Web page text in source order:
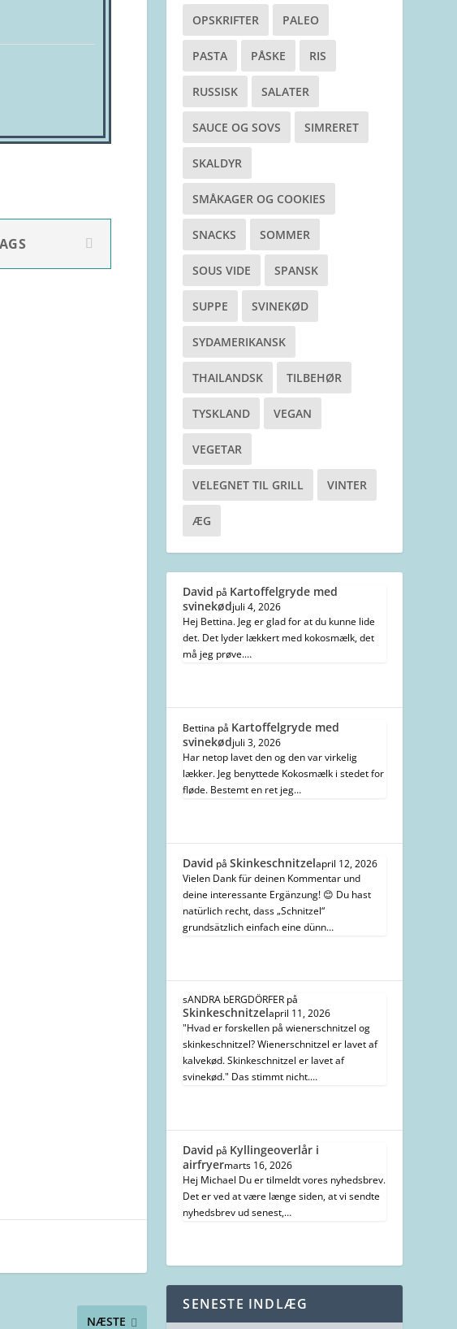
NÆSTE
OPSKRIFTER PALEO
PASTA PÅSKE RIS
RUSSISK SALATER
SAUCE OG SOVS SIMRERET
SKALDYR
SMÅKAGER OG COOKIES
SNACKS SOMMER
SOUS VIDE SPANSK
SUPPE SVINEKØD
SYDAMERIKANSK
THAILANDSK TILBEHØR
TYSKLAND VEGAN
VEGETAR
VELEGNET TIL GRILL VINTER
ÆG
David på Kartoffelgryde med
svinekødjuli 4, 2026
Hej Bettina. Jeg er glad for at du kunne lide
det. Det lyder lækkert med kokosmælk, det
må jeg prøve.…
Bettina på Kartoffelgryde med
svinekødjuli 3, 2026
Har netop lavet den og den var virkelig
lækker. Jeg benyttede Kokosmælk i stedet for
fløde. Bestemt en ret jeg…
David påSkinkeschnitzelapril 12, 2026
Vielen Dank für deinen Kommentar und
deine interessante Ergänzung! 😊 Du hast
natürlich recht, dass „Schnitzel“
grundsätzlich einfach eine dünn…
sANDRA bERGDÖRFER på
Skinkeschnitzelapril 11, 2026
"Hvad er forskellen på wienerschnitzel og
skinkeschnitzel? Wienerschnitzel er lavet af
kalvekød. Skinkeschnitzel er lavet af
svinekød." Das stimmt nicht.…
David på Kyllingeoverlår i
airfryermarts 16, 2026
Hej Michael Du er tilmeldt vores nyhedsbrev.
Det er ved at være længe siden, at vi sendte
nyhedsbrev ud senest,…
SENESTE INDLÆG